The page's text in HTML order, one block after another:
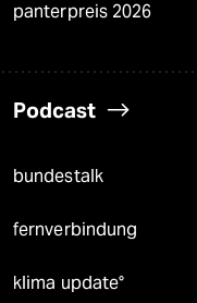
panterpreis 2026
Podcast
bundestalk
fernverbindung
klima update°